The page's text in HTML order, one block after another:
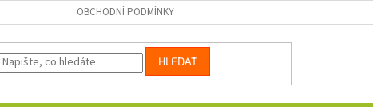
OBCHODNÍ PODMÍNKY
HLEDAT